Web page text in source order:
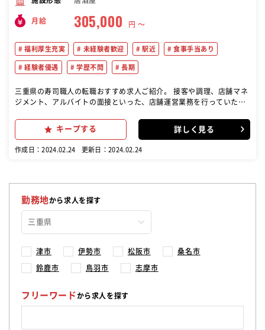
月給 305,000 円 〜
福利厚生充実 未経験者歓迎 駅近 食事手当あり
経験者優遇 学歴不問 長期
三重県の寿司職人の転職おすすめ求人ご紹介。 接客や調理、店舗マネ
ジメント、アルバイトの面接といった、店舗運営業務を行っていただ
やサービス提供が主な仕事の一つです。(笑顔での接客やお客様の注文
キープする 詳しく見る
作成日：2024.02.24 更新日：2024.02.24
勤務地から求人を探す
津市 伊勢市 松阪市 桑名市
鈴鹿市 鳥羽市 志摩市
フリーワードから求人を探す